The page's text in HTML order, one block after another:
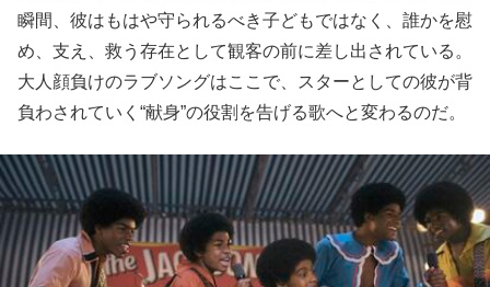
瞬間、彼はもはや守られるべき子どもではなく、誰かを慰
め、支え、救う存在として観客の前に差し出されている。
大人顔負けのラブソングはここで、スターとしての彼が背
負わされていく“献身”の役割を告げる歌へと変わるのだ。